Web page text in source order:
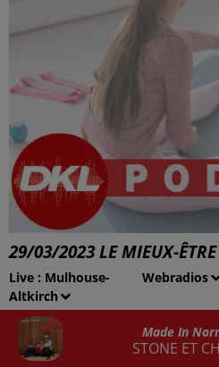
Live : Mulhouse-
Altkirch
Webradios
Made In
STONE ET
29/03/2023 LE MIEUX-
Se détendre pour réduire le